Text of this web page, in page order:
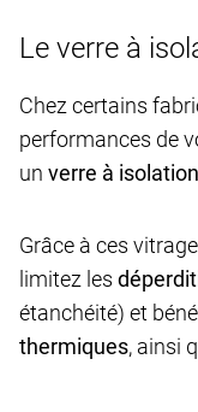
Le verre à
Chez certains
performances de
un verre à
Grâce à ces
limitez les
étanchéité) et
thermiques, ainsi